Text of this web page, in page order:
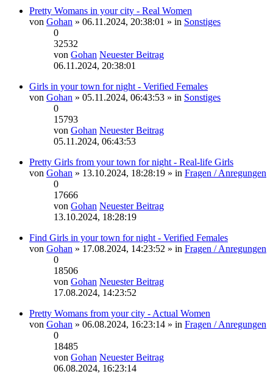
Pretty Womans in your city - Real Women
von Gohan » 06.11.2024, 20:38:01 » in Sonstiges
0
32532
von Gohan Neuester Beitrag
06.11.2024, 20:38:01
Girls in your town for night - Verified Females
von Gohan » 05.11.2024, 06:43:53 » in Sonstiges
0
15793
von Gohan Neuester Beitrag
05.11.2024, 06:43:53
Pretty Girls from your town for night - Real-life Girls
von Gohan » 13.10.2024, 18:28:19 » in Fragen / Anregungen
0
17666
von Gohan Neuester Beitrag
13.10.2024, 18:28:19
Find Girls in your town for night - Verified Females
von Gohan » 17.08.2024, 14:23:52 » in Fragen / Anregungen
0
18506
von Gohan Neuester Beitrag
17.08.2024, 14:23:52
Pretty Womans from your city - Actual Women
von Gohan » 06.08.2024, 16:23:14 » in Fragen / Anregungen
0
18485
von Gohan Neuester Beitrag
06.08.2024, 16:23:14